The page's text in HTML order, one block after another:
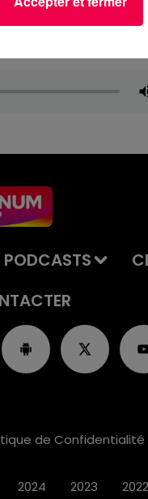
PODCASTS
de Confidentialité
2024 2023 2022